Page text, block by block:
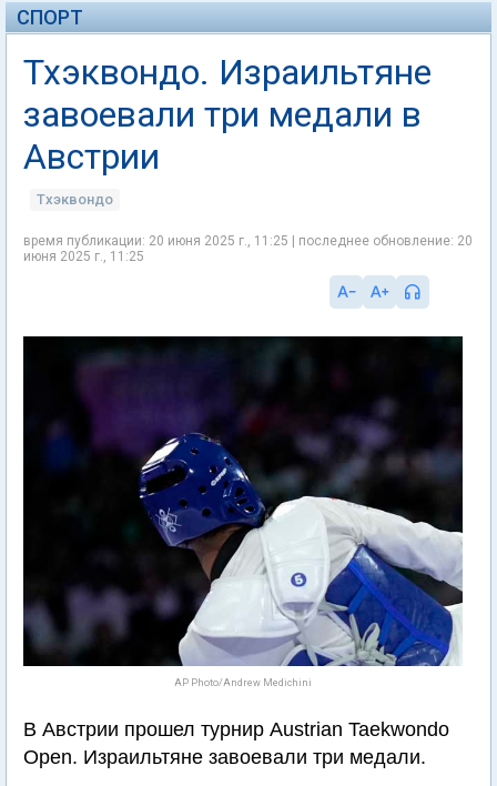
СПОРТ
Тхэквондо. Израильтяне
завоевали три медали в
Австрии
Тхэквондо
время публикации: 20 июня 2025 г., 11:25 | последнее обновление: 20
июня 2025 г., 11:25
AP Photo/Andrew Medichini
В Австрии прошел турнир Austrian Taekwondo
Open. Израильтяне завоевали три медали.